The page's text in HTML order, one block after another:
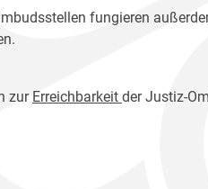
fungieren
zur Erreichbarkeit der Justiz-